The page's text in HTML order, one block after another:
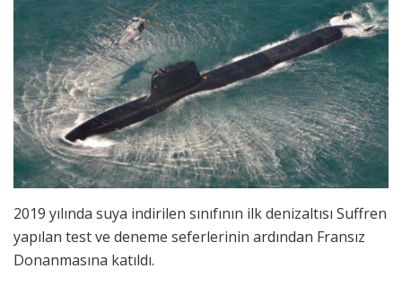
2019 yılında suya indirilen sınıfının ilk denizaltısı Suffren
yapılan test ve deneme seferlerinin ardından Fransız
Donanmasına katıldı.